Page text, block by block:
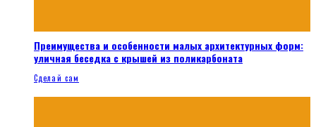
Преимущества и особенности малых архитектурных форм:
уличная беседка с крышей из поликарбоната
Сделай сам